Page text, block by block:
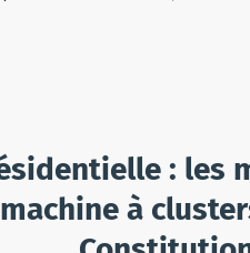
: les
machine à